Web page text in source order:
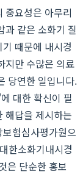
중요성은 아무리
과 같은 소화기 질
때문에 내시경
지만 수많은 의료
당연한 일입니다.
대한 확신이 필
해답을 제시하는
험심사평가원으
한소화기내시경
은 단순한 홍보